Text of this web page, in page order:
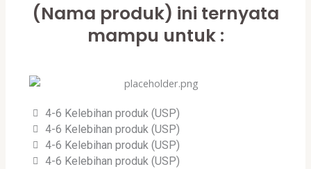
(Nama produk) ini ternyata
mampu untuk :
4-6 Kelebihan produk (USP)
4-6 Kelebihan produk (USP)
4-6 Kelebihan produk (USP)
4-6 Kelebihan produk (USP)